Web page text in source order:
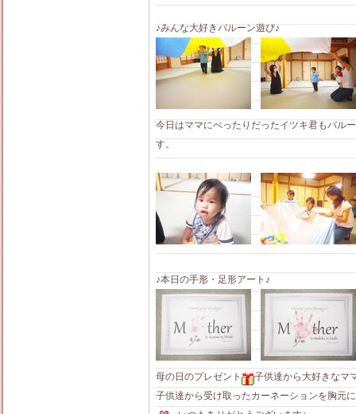
♪みんな大好きバルーン遊び♪
今日はママにべったりだったイツキ君もバル
す。
♪本日の手形・足形アート♪
母の日のプレゼント
子供達から大好きなマ
子供達から受け取ったカーネーションを胸元